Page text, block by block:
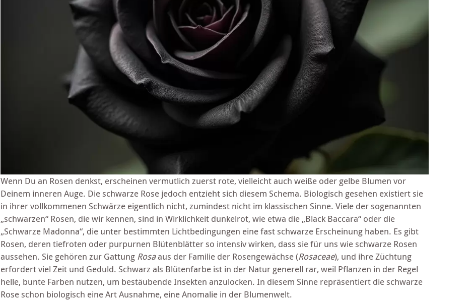
Wenn Du an Rosen denkst, erscheinen vermutlich zuerst rote, vielleicht auch weiße oder gelbe Blumen vor
Deinem inneren Auge. Die schwarze Rose jedoch entzieht sich diesem Schema. Biologisch gesehen existiert sie
in ihrer vollkommenen Schwärze eigentlich nicht, zumindest nicht im klassischen Sinne. Viele der sogenannten
„schwarzen“ Rosen, die wir kennen, sind in Wirklichkeit dunkelrot, wie etwa die „Black Baccara“ oder die
„Schwarze Madonna“, die unter bestimmten Lichtbedingungen eine fast schwarze Erscheinung haben. Es gibt
Rosen, deren tiefroten oder purpurnen Blütenblätter so intensiv wirken, dass sie für uns wie schwarze Rosen
aussehen. Sie gehören zur Gattung Rosaaus der Familie der Rosengewächse (Rosaceae), und ihre Züchtung
erfordert viel Zeit und Geduld. Schwarz als Blütenfarbe ist in der Natur generell rar, weil Pflanzen in der Regel
helle, bunte Farben nutzen, um bestäubende Insekten anzulocken. In diesem Sinne repräsentiert die schwarze
Rose schon biologisch eine Art Ausnahme, eine Anomalie in der Blumenwelt.